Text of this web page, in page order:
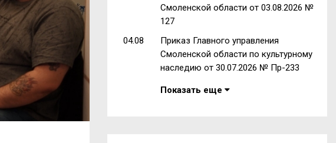
Смоленской области от 03.08.2026 №
127
04.08
Приказ Главного управления
Смоленской области по культурному
наследию от 30.07.2026 № Пр-233
Показать еще